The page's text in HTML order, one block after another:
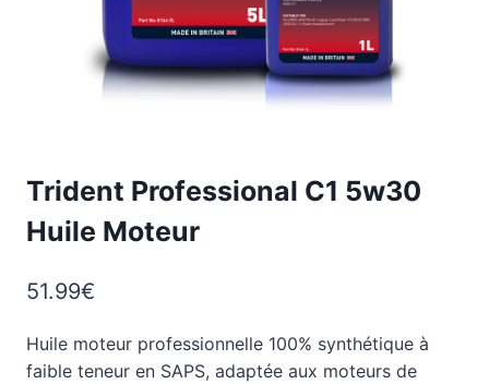
Trident Professional C1 5w30
Huile Moteur
51.99€
Huile moteur professionnelle 100% synthétique à
faible teneur en SAPS, adaptée aux moteurs de